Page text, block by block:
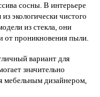
сосны. В интерьере
экологически чистого
из стекла, они
от проникновения пыли.
вариант для
значительно
мебельным дизайнером,